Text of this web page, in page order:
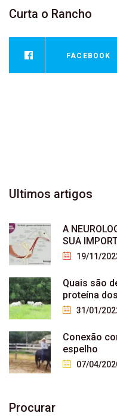
Curta o Rancho
FACEBOOK
Ultimos artigos
A
SUA
19/11/
Quais são
proteína
31/01/
Conexão
espelho
07/04/
Procurar